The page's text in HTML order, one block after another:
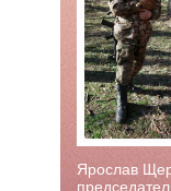
Ярослав